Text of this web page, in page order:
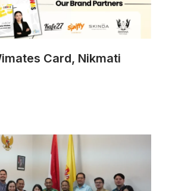
Card, Nikmati